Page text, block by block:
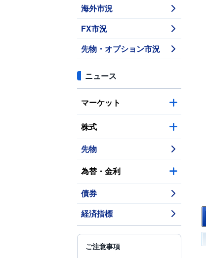
海外市況
FX市況
先物・オプション市況
ニュース
マーケット
株式
先物
為替・金利
債券
経済指標
ご注意事項